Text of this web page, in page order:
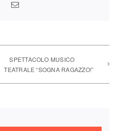
Email
SPETTACOLO MUSICO
TEATRALE “SOGNA RAGAZZO!”